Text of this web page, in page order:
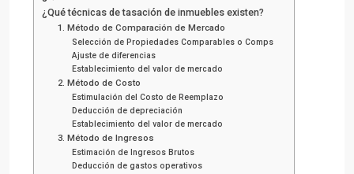
¿Qué técnicas de tasación de inmuebles existen?
1. Método de Comparación de Mercado
Selección de Propiedades Comparables o Comps
Ajuste de diferencias
Establecimiento del valor de mercado
2. Método de Costo
Estimulación del Costo de Reemplazo
Deducción de depreciación
Establecimiento del valor de mercado
3. Método de Ingresos
Estimación de Ingresos Brutos
Deducción de gastos operativos